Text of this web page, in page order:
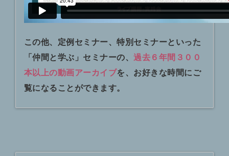
この他、定例セミナー、特別セミナーといった
「仲間と学ぶ」セミナーの、過去６年間３００
本以上の動画アーカイブを、お好きな時間にご
覧になることができます。